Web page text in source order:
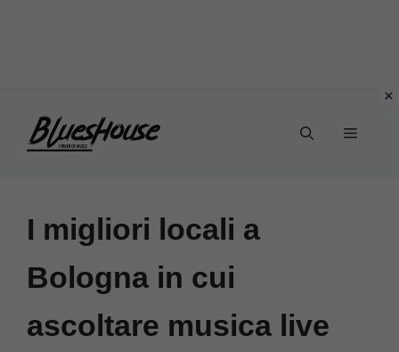
Menu
I migliori locali a
Bologna in cui
ascoltare musica live